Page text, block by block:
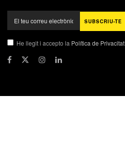
He llegit i accepto la Política de Privacitat